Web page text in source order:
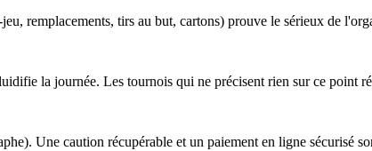
remplacements, tirs au but, cartons) prouve le sérieux de
la journée. Les tournois qui ne précisent rien sur ce point
Une caution récupérable et un paiement en ligne sécurisé